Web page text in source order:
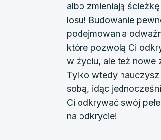
albo zmieniają
losu! Budowanie
podejmowania
które pozwolą Ci
w życiu, ale też nowe
Tylko wtedy
sobą, idąc
Ci odkrywać swój
na odkrycie!